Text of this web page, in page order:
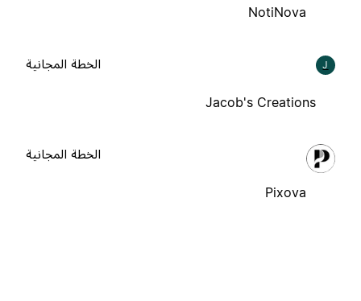
NotiNova
Jacob's Creations
الخطة المجانية
Pixova
الخطة المجانية